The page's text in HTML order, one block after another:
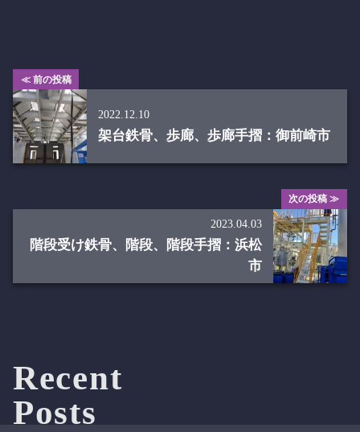
≪ 前の投稿
2022.12.10
架台鉄骨、歩廊、歩廊手摺：御前崎市
次の投稿 ≫
2023.04.03
階段受け鉄骨、階段、階段手摺：浜松
市
Recent
Posts